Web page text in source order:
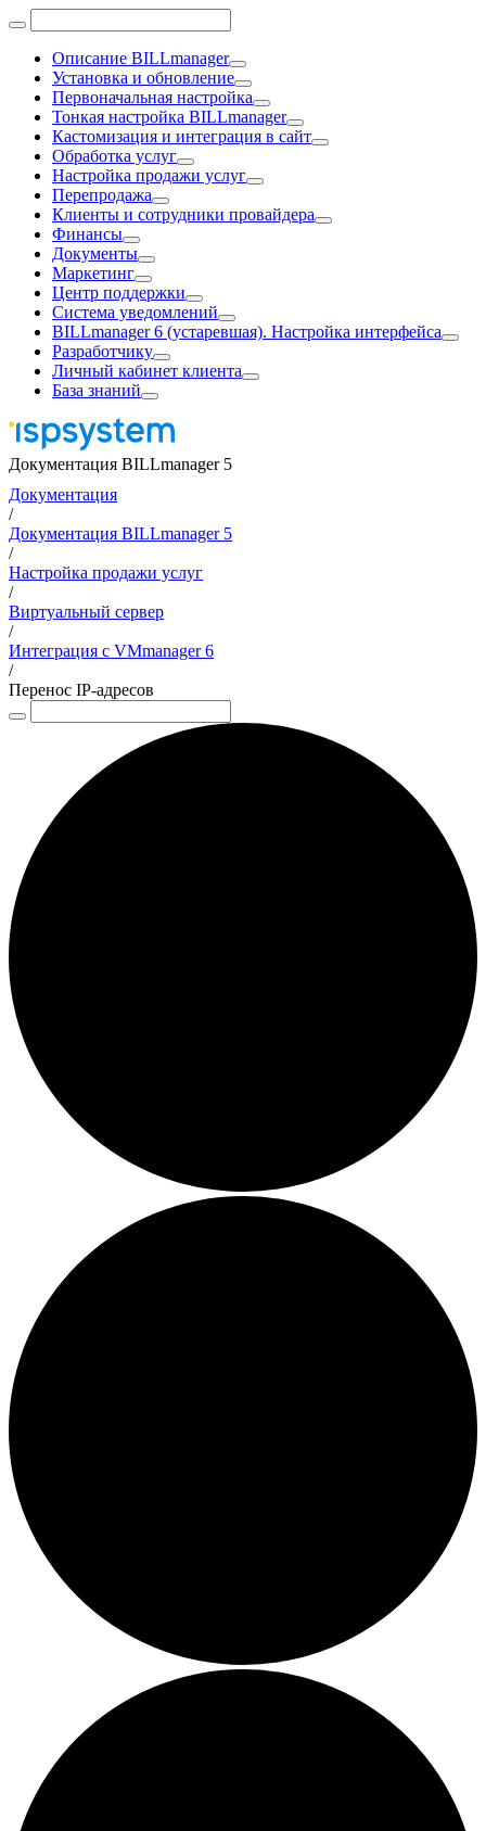
Описание BILLmanager
Установка и обновление
Первоначальная настройка
Тонкая настройка BILLmanager
Кастомизация и интеграция в сайт
Обработка услуг
Настройка продажи услуг
Перепродажа
Клиенты и сотрудники провайдера
Финансы
Документы
Маркетинг
Центр поддержки
Система уведомлений
BILLmanager 6 (устаревшая). Настройка интерфейса
Разработчику
Личный кабинет клиента
База знаний
Документация BILLmanager 5
Документация
/
Документация BILLmanager 5
/
Настройка продажи услуг
/
Виртуальный сервер
/
Интеграция с VMmanager 6
/
Перенос IP-адресов